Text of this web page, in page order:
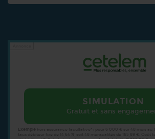
SIMULATION
Gratuit et sans